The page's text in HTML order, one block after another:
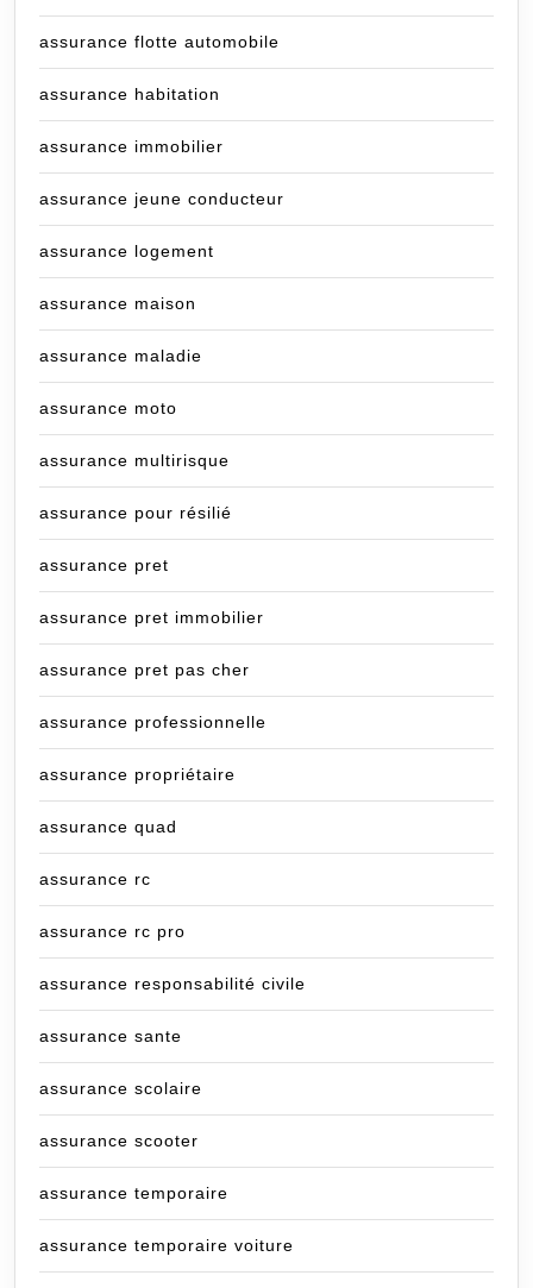
assurance flotte automobile
assurance habitation
assurance immobilier
assurance jeune conducteur
assurance logement
assurance maison
assurance maladie
assurance moto
assurance multirisque
assurance pour résilié
assurance pret
assurance pret immobilier
assurance pret pas cher
assurance professionnelle
assurance propriétaire
assurance quad
assurance rc
assurance rc pro
assurance responsabilité civile
assurance sante
assurance scolaire
assurance scooter
assurance temporaire
assurance temporaire voiture